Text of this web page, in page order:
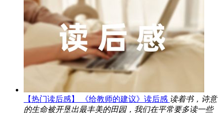
【热门读后感】 《给教师的建议》读后感 读着书，诗意
的生命被开垦出最丰美的田园，我们在平常要多读一些